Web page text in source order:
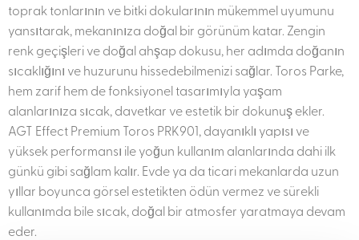
toprak tonlarının ve bitki dokularının mükemmel uyumunu
yansıtarak, mekanınıza doğal bir görünüm katar. Zengin
renk geçişleri ve doğal ahşap dokusu, her adımda doğanın
sıcaklığını ve huzurunu hissedebilmenizi sağlar. Toros Parke,
hem zarif hem de fonksiyonel tasarımıyla yaşam
alanlarınıza sıcak, davetkar ve estetik bir dokunuş ekler.
AGT Effect Premium Toros PRK901, dayanıklı yapısı ve
yüksek performansı ile yoğun kullanım alanlarında dahi ilk
günkü gibi sağlam kalır. Evde ya da ticari mekanlarda uzun
yıllar boyunca görsel estetikten ödün vermez ve sürekli
kullanımda bile sıcak, doğal bir atmosfer yaratmaya devam
eder.